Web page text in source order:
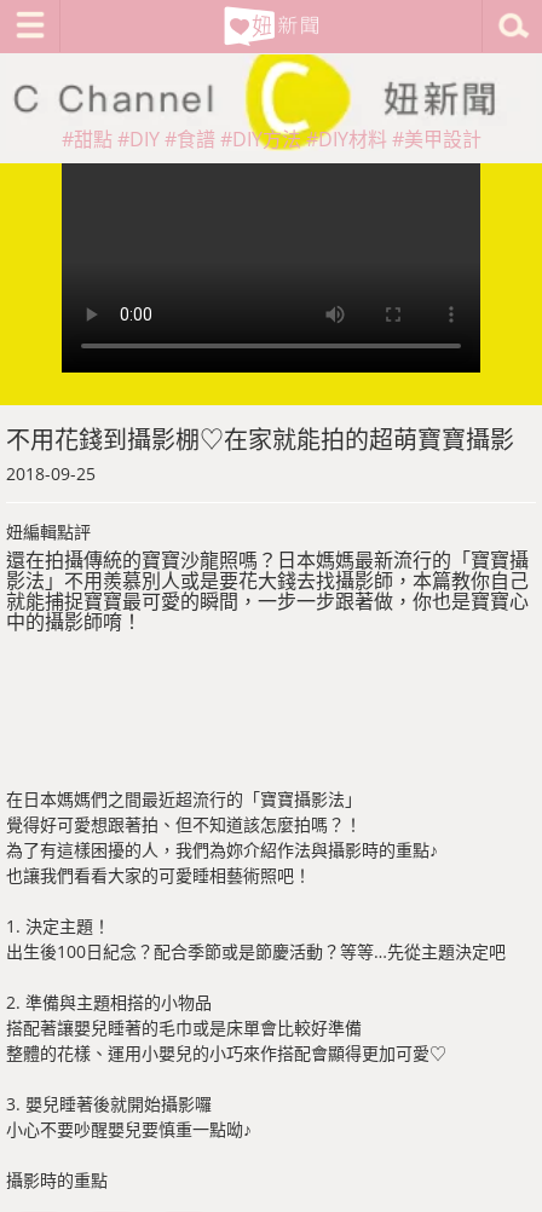
#甜點 #DIY #食譜 #DIY方法#DIY材料 #美甲設計
不用花錢到攝影棚♡在家就能拍的超萌寶寶攝影
2018-09-25
妞編輯點評
還在拍攝傳統的寶寶沙龍照嗎？日本媽媽最新流行的「寶寶攝
影法」不用羨慕別人或是要花大錢去找攝影師，本篇教你自己
就能捕捉寶寶最可愛的瞬間，一步一步跟著做，你也是寶寶心
中的攝影師唷！
在日本媽媽們之間最近超流行的「寶寶攝影法」
覺得好可愛想跟著拍、但不知道該怎麼拍嗎？！
為了有這樣困擾的人，我們為妳介紹作法與攝影時的重點♪
也讓我們看看大家的可愛睡相藝術照吧！
1. 決定主題！
出生後100日紀念？配合季節或是節慶活動？等等…先從主題決定吧
2. 準備與主題相搭的小物品
搭配著讓嬰兒睡著的毛巾或是床單會比較好準備
整體的花樣、運用小嬰兒的小巧來作搭配會顯得更加可愛♡
3. 嬰兒睡著後就開始攝影囉
小心不要吵醒嬰兒要慎重一點呦♪
攝影時的重點